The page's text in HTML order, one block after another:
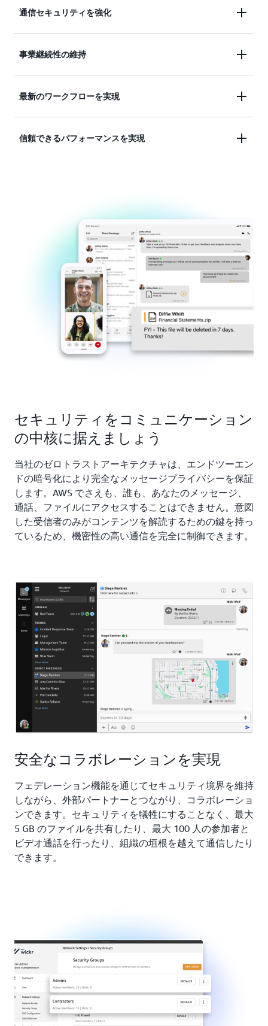
通信セキュリティを強化
FedRAMP High や DoD IL4/5 などの最高のセキュリ
イアンス要件を満たしながら、デバイス間で機密コ
事業継続性の維持
危機対応のために迅速に展開し、重大な事態が発生
来のチャネルが危険にさらされたり利用できなくな
最新のワークフローを実現
音声、ビデオ、ファイル共有など、使い慣れたメッ
信頼できるパフォーマンスを実現
に構築され、ダウンタイムをほとんどまたはまった
く発生させずに、すべてのデバイスとネットワーク
の接続を維持します。
セキュリティをコミュニケーション
の中核に据えましょう
当社のゼロトラストアーキテクチャは、エンドツーエン
ドの暗号化により完全なメッセージプライバシーを保証
します。AWS でさえも、誰も、あなたのメッセージ、
通話、ファイルにアクセスすることはできません。意図
した受信者のみがコンテンツを解読するための鍵を持っ
ているため、機密性の高い通信を完全に制御できます。
安全なコラボレーションを実現
フェデレーション機能を通じてセキュリティ境界を維持
しながら、外部パートナーとつながり、コラボレーショ
ンできます。セキュリティを犠牲にすることなく、最大
5 GB のファイルを共有したり、最大 100 人の参加者と
ビデオ通話を行ったり、組織の垣根を越えて通信したり
できます。